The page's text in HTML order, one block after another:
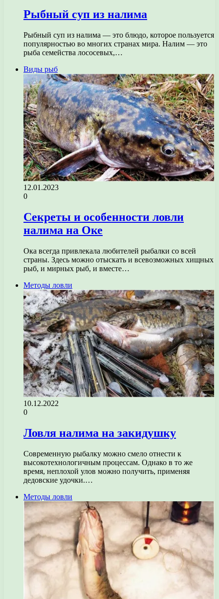
Рыбный суп из налима
Рыбный суп из налима — это блюдо, которое пользуется
популярностью во многих странах мира. Налим — это
рыба семейства лососевых,…
Виды рыб
12.01.2023
0
Секреты и особенности ловли
налима на Оке
Ока всегда привлекала любителей рыбалки со всей
страны. Здесь можно отыскать и всевозможных хищных
рыб, и мирных рыб, и вместе…
Методы ловли
10.12.2022
0
Ловля налима на закидушку
Современную рыбалку можно смело отнести к
высокотехнологичным процессам. Однако в то же
время, неплохой улов можно получить, применяя
дедовские удочки.…
Методы ловли